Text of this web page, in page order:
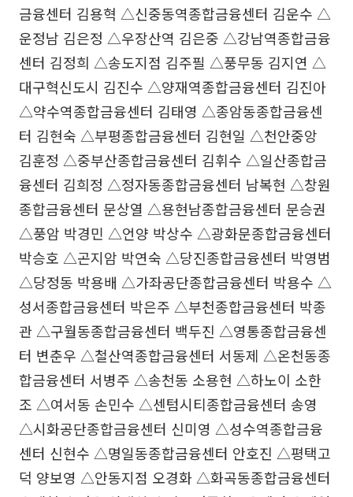
금융센터 김용혁 △신중동역종합금융센터 김운수 △
운정남 김은정 △우장산역 김은중 △강남역종합금융
센터 김정희 △송도지점 김주필 △풍무동 김지연 △
대구혁신도시 김진수 △양재역종합금융센터 김진아
△약수역종합금융센터 김태영 △종암동종합금융센
터 김현숙 △부평종합금융센터 김현일 △천안중앙
김훈정 △중부산종합금융센터 김휘수 △일산종합금
융센터 김희정 △정자동종합금융센터 남복현 △창원
종합금융센터 문상열 △용현남종합금융센터 문승권
△풍암 박경민 △언양 박상수 △광화문종합금융센터
박승호 △곤지암 박연숙 △당진종합금융센터 박영범
△당정동 박용배 △가좌공단종합금융센터 박용수 △
성서종합금융센터 박은주 △부천종합금융센터 박종
관 △구월동종합금융센터 백두진 △영통종합금융센
터 변춘우 △철산역종합금융센터 서동제 △온천동종
합금융센터 서병주 △송천동 소용현 △하노이 소한
조 △여서동 손민수 △센텀시티종합금융센터 송영
△시화공단종합금융센터 신미영 △성수역종합금융
센터 신현수 △명일동종합금융센터 안호진 △평택고
덕 양보영 △안동지점 오경화 △화곡동종합금융센터